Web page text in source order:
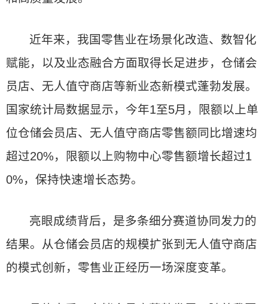
近年来，我国零售业在场景化改造、数智化
赋能，以及业态融合方面取得长足进步，仓储会
员店、无人值守商店等新业态新模式蓬勃发展。
国家统计局数据显示，今年1至5月，限额以上单
位仓储会员店、无人值守商店零售额同比增速均
超过20%，限额以上购物中心零售额增长超过1
0%，保持快速增长态势。
亮眼成绩背后，是多条细分赛道协同发力的
结果。从仓储会员店的规模扩张到无人值守商店
的模式创新，零售业正经历一场深度变革。